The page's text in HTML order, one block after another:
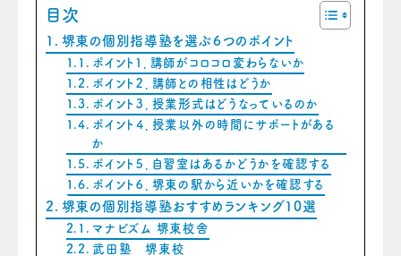
目次
堺東の個別指導塾を選ぶ６つのポイント
ポイント１．講師がコロコロ変わらないか
ポイント２．講師との相性はどうか
ポイント３．授業形式はどうなっているのか
ポイント４．授業以外の時間にサポートがある
か
ポイント５．自習室はあるかどうかを確認する
ポイント６．堺東の駅から近いかを確認する
堺東の個別指導塾おすすめランキング10選
マナビズム 堺東校舎
武田塾 堺東校